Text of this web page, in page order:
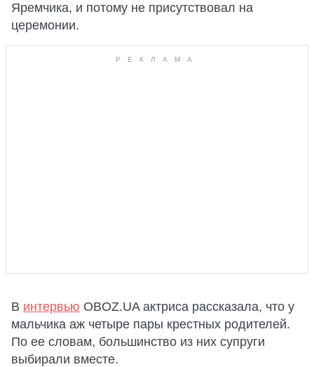
Яремчика, и потому не присутствовал на
церемонии.
В интервью OBOZ.UA актриса рассказала, что у
мальчика аж четыре пары крестных родителей.
По ее словам, большинство из них супруги
выбирали вместе.